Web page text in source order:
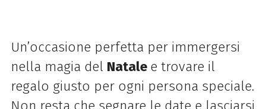
Un’occasione perfetta per immergersi
nella magia del Natale e trovare il
regalo giusto per ogni persona speciale.